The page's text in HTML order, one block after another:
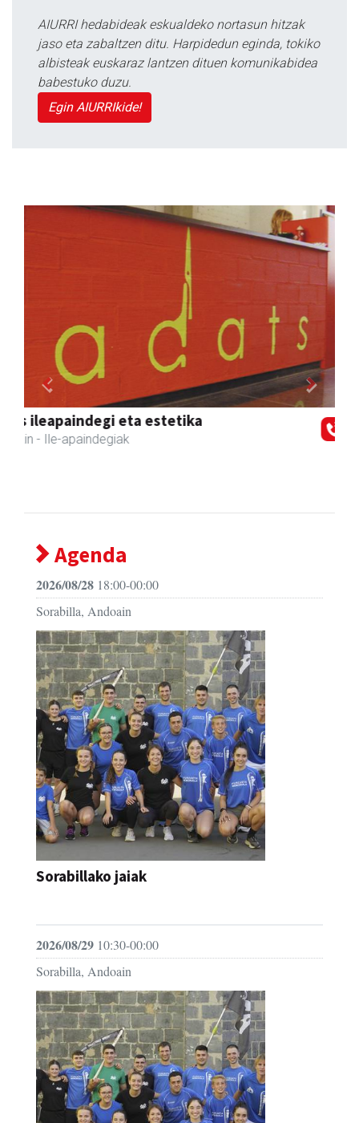
AIURRI hedabideak eskualdeko nortasun hitzak
jaso eta zabaltzen ditu. Harpidedun eginda, tokiko
albisteak euskaraz lantzen dituen komunikabidea
babestuko duzu.
Egin AIURRIkide!
Tximeleta oihal-denda
Andoain - Oihal-denda
Previous Next
Agenda
2026/08/28 18:00-00:00
Sorabilla, Andoain
Sorabillako jaiak
2026/08/29 10:30-00:00
Sorabilla, Andoain